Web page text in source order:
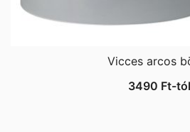
Vicces arcos
3490 Ft-tól